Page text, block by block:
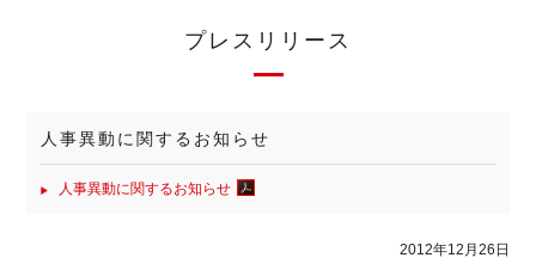
プレスリリース
人事異動に関するお知らせ
人事異動に関するお知らせ
2012年12月26日